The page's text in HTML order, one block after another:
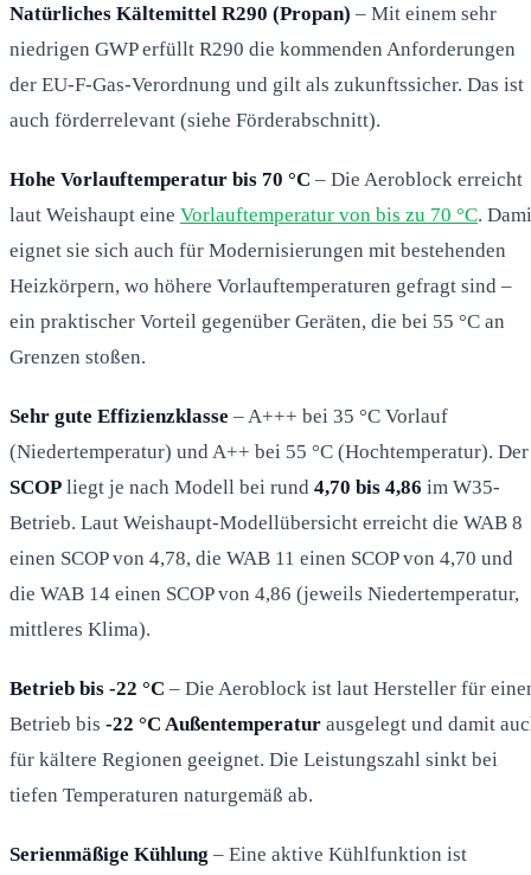
Natürliches Kältemittel R290 (Propan) – Mit einem sehr
niedrigen GWP erfüllt R290 die kommenden Anforderungen
der EU-F-Gas-Verordnung und gilt als zukunftssicher. Das ist
auch förderrelevant (siehe Förderabschnitt).
Hohe Vorlauftemperatur bis 70 °C – Die Aeroblock erreicht
laut Weishaupt eine Vorlauftemperatur von bis zu 70 °C.
eignet sie sich auch für Modernisierungen mit bestehenden
Heizkörpern, wo höhere Vorlauftemperaturen gefragt sind –
ein praktischer Vorteil gegenüber Geräten, die bei 55 °C an
Grenzen stoßen.
Sehr gute Effizienzklasse – A+++ bei 35 °C Vorlauf
(Niedertemperatur) und A++ bei 55 °C (Hochtemperatur). Der
SCOP liegt je nach Modell bei rund 4,70 bis 4,86 im W35-
Betrieb. Laut Weishaupt-Modellübersicht erreicht die WAB 8
einen SCOP von 4,78, die WAB 11 einen SCOP von 4,70 und
die WAB 14 einen SCOP von 4,86 (jeweils Niedertemperatur,
mittleres Klima).
Betrieb bis -22 °C – Die Aeroblock ist laut Hersteller für
Betrieb bis -22 °C Außentemperatur ausgelegt und damit
für kältere Regionen geeignet. Die Leistungszahl sinkt bei
tiefen Temperaturen naturgemäß ab.
Serienmäßige Kühlung – Eine aktive Kühlfunktion ist